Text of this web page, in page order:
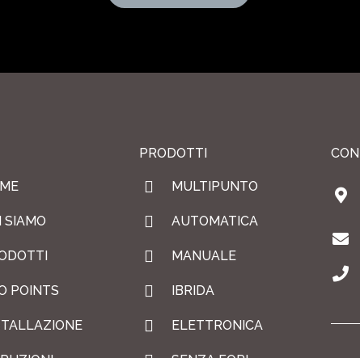
SIAMO
POINTS
PRODOTTI
MULTIPUNTO
AUTOMATICA
MANUALE
IBRIDA
ELETTRONICA